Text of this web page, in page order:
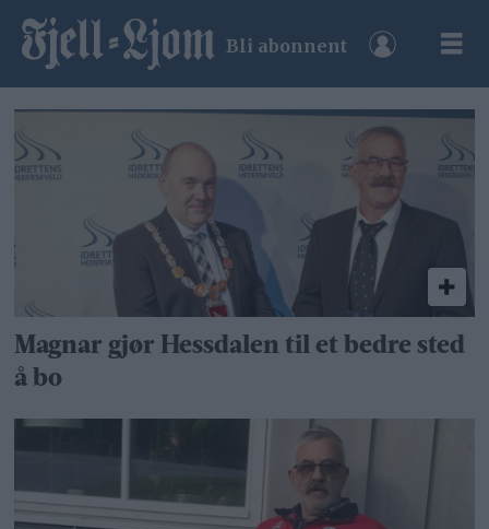
Bli abonnent
Tag:
magnar
gjersvold
Magnar gjør Hessdalen til et bedre sted
å bo